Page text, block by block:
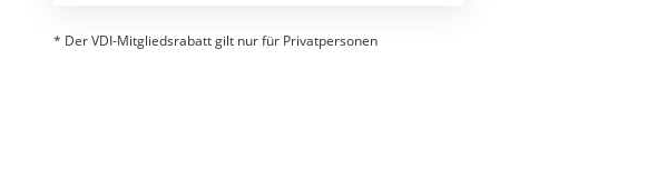
* Der VDI-Mitgliedsrabatt gilt nur für Privatpersonen